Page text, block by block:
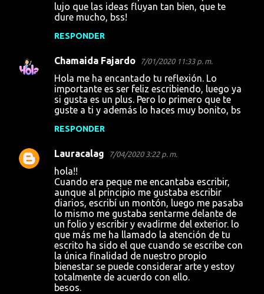
lujo que las ideas fluyan tan bien, que te
dure mucho, bss!
RESPONDER
Chamaida Fajardo 7/01/2020 11:33 p. m.
Hola me ha encantado tu reflexión. Lo
importante es ser feliz escribiendo, luego ya
si gusta es un plus. Pero lo primero que te
guste a ti y además lo haces muy bonito, bs
RESPONDER
Lauracalag 7/04/2020 3:22 p. m.
hola!!
Cuando era peque me encantaba escribir,
aunque al principio me gustaba escribir
diarios, escribí un montón, luego me pasaba
lo mismo me gustaba sentarme delante de
un folio y escribir y evadirme del exterior. lo
que más me ha llamado la atención de tu
escrito ha sido el que cuando se escribe con
la única finalidad de nuestro propio
bienestar se puede considerar arte y estoy
totalmente de acuerdo con ello.
besos.